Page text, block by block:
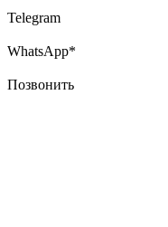
Telegram
WhatsApp*
Позвонить